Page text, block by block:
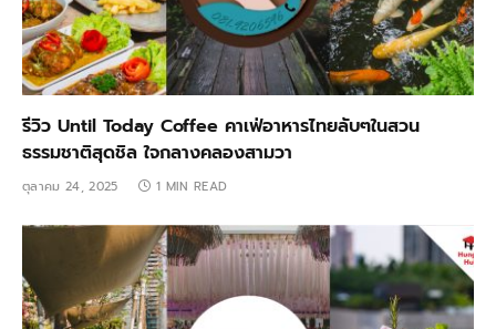
รีวิว Until Today Coffee คาเฟ่อาหารไทยลับๆในสวน
ธรรมชาติสุดชิล ใจกลางคลองสามวา
ตุลาคม 24, 2025 1 MIN READ